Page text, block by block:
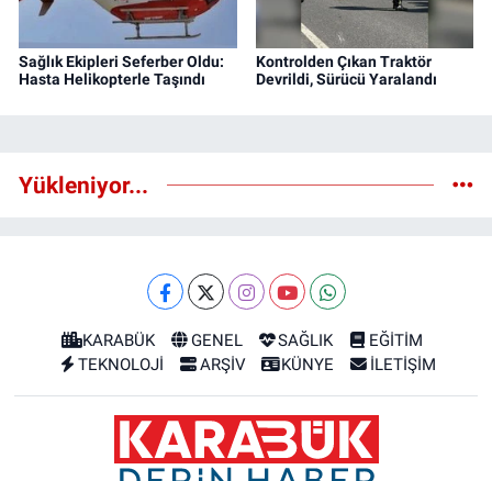
Sağlık Ekipleri Seferber Oldu:
Hasta Helikopterle Taşındı
Kontrolden Çıkan Traktör
Devrildi, Sürücü Yaralandı
Yükleniyor...
KARABÜK GENEL SAĞLIK
EĞİTİM
TEKNOLOJİ
ARŞİV KÜNYE İLETİŞİM